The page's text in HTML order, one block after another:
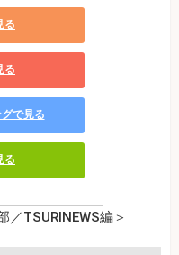
る
る
で見る
る
／TSURINEWS編＞